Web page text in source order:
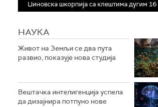
Џиновска шкорпија са клештима дугим
НАУКА
Живот на Земљи се два пута
развио, показује нова студија
Вештачка интелигенција успела
да дизајнира потпуно нове